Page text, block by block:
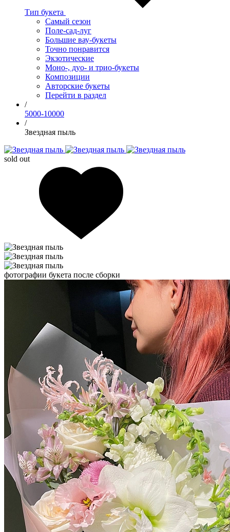
Тип букета
Самый сезон
Поле-сад-луг
Большие вау-букеты
Точно понравится
Экзотические
Моно-, дуо- и трио-букеты
Композиции
Авторские букеты
Перейти в раздел
/
5000-10000
/
Звездная пыль
sold out
фотографии букета после сборки